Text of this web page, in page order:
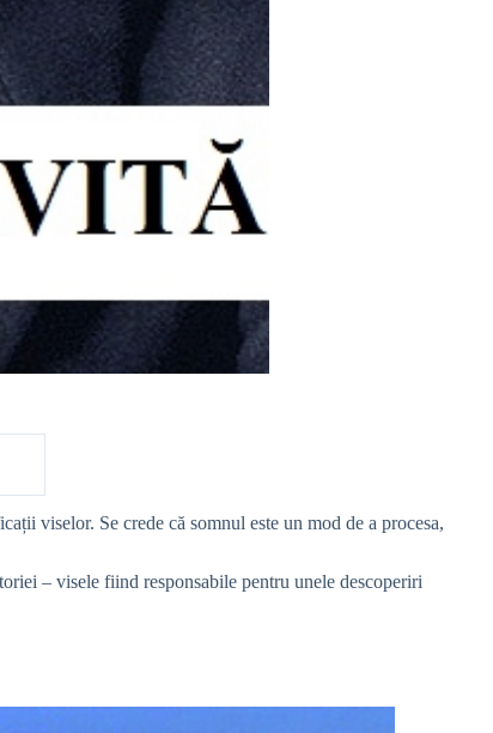
viselor. Se crede că somnul este un mod de a procesa,
– visele fiind responsabile pentru unele descoperiri